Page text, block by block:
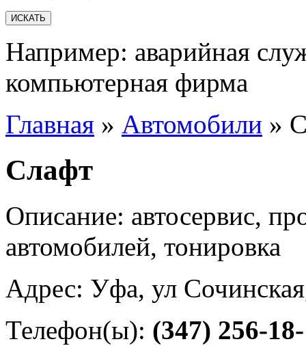
Например: аварийная
компьютерная фирма
Главная » Автомобили »
Слафт
Описание: автосервис,
автомобилей, тонировка
Адрес: Уфа, ул
Телефон(ы): (347) 256-